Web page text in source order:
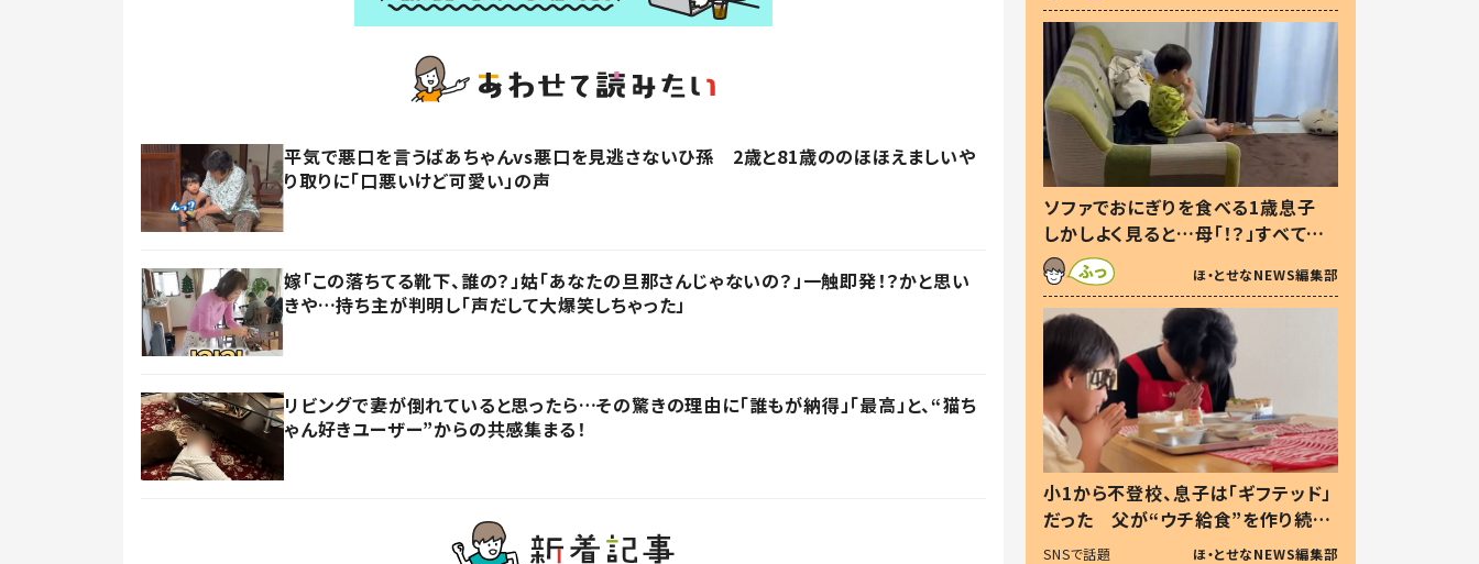
平気で悪口を言うばあちゃんvs悪口を見逃さないひ孫 2歳と81歳ののほほえましいや
り取りに「口悪いけど可愛い」の声
嫁「この落ちてる靴下、誰の？」姑「あなたの旦那さんじゃないの？」一触即発！？かと思い
きや…持ち主が判明し「声だして大爆笑しちゃった」
リビングで妻が倒れていると思ったら…その驚きの理由に「誰もが納得」「最高」と、“猫ち
ゃん好きユーザー”からの共感集まる！
ソファでおにぎりを食べる1歳息子
しかしよく見ると…母「！？」すべてを
察した母の投稿に「可愛いから許
す！」「現行犯〜」
ほ・とせなNEWS編集部
小1から不登校、息子は「ギフテッド」
だった 父が“ウチ給食”を作り続け
る理由とは #令和の親 #令和の子
SNSで話題 ほ・とせなNEWS編集部